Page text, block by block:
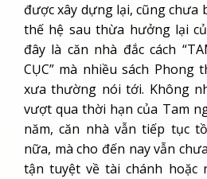
được xây dựng lại, cũng chưa
thế hệ sau thừa hưởng lại
đây là căn nhà đắc cách
CỤC” mà nhiều sách Phong
xưa thường nói tới. Không
vượt qua thời hạn của Tam
năm, căn nhà vẫn tiếp tục
nữa, mà cho đến nay vẫn
tận tuyệt về tài chánh hoặc